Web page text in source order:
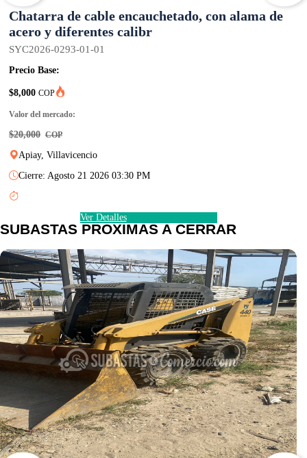
Chatarra de cable encauchetado, con alama de
acero y diferentes calibr
SYC2026-0293-01-01
Precio Base:
$8,000 COP
Valor del mercado:
$20,000 COP
Apiay, Villavicencio
Cierre: Agosto 21 2026 03:30 PM
Ver Detalles
SUBASTAS PRÓXIMAS A CERRAR